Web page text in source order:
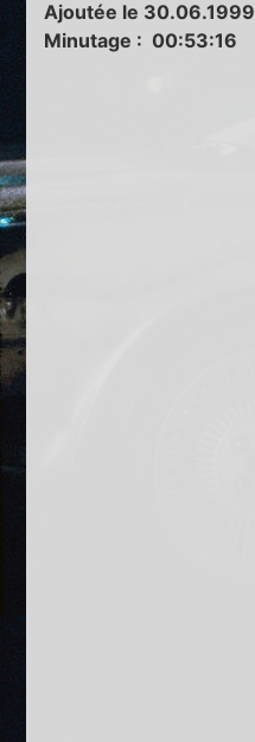
Ajoutée le 30.06.1999
Minutage : 00:53:16